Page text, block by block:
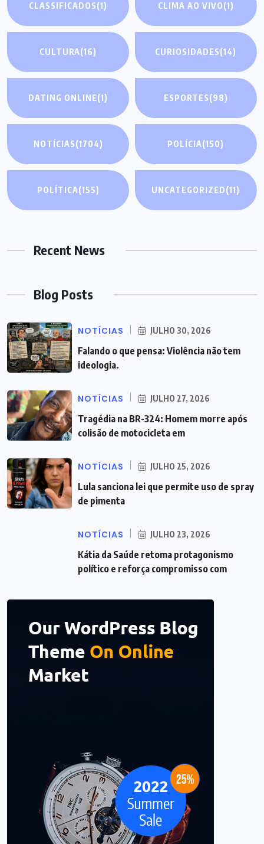
CLASSIFICADOS(1) CLIMA AO VIVO(1)
CULTURA(16) CURIOSIDADES(14)
DATING ONLINE(1) ESPORTES(98)
NOTÍCIAS(1704) POLÍCIA(150)
POLÍTICA(155) UNCATEGORIZED(11)
Recent News
Blog Posts
NOTÍCIAS JULHO 30, 2026
Falando o que pensa: Violência não tem
ideologia.
NOTÍCIAS JULHO 27, 2026
Tragédia na BR-324: Homem morre após
colisão de motocicleta em
NOTÍCIAS JULHO 25, 2026
Lula sanciona lei que permite uso de spray
de pimenta
NOTÍCIAS JULHO 23, 2026
Kátia da Saúde retoma protagonismo
político e reforça compromisso com